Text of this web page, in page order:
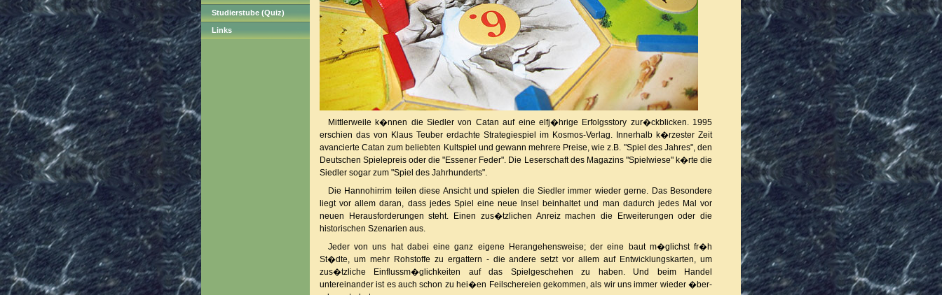
Studierstube (Quiz)
Links
Mittlerweile k�nnen die Siedler von Catan auf eine elfj�hrige Erfolgsstory zur�ckblicken. 1995
erschien das von Klaus Teuber erdachte Strategiespiel im Kosmos-Verlag. Innerhalb k�rzester Zeit
avancierte Catan zum beliebten Kultspiel und gewann mehrere Preise, wie z.B. "Spiel des Jahres", den
Deutschen Spielepreis oder die "Essener Feder". Die Leserschaft des Magazins "Spielwiese" k�rte die
Siedler sogar zum "Spiel des Jahrhunderts".
Die Hannohirrim teilen diese Ansicht und spielen die Siedler immer wieder gerne. Das Besondere
liegt vor allem daran, dass jedes Spiel eine neue Insel beinhaltet und man dadurch jedes Mal vor
neuen Herausforderungen steht. Einen zus�tzlichen Anreiz machen die Erweiterungen oder die
historischen Szenarien aus.
Jeder von uns hat dabei eine ganz eigene Herangehensweise; der eine baut m�glichst fr�h
St�dte, um mehr Rohstoffe zu ergattern - die andere setzt vor allem auf Entwicklungskarten, um
zus�tzliche Einflussm�glichkeiten auf das Spielgeschehen zu haben. Und beim Handel
untereinander ist es auch schon zu hei�en Feilschereien gekommen, als wir uns immer wieder �ber-